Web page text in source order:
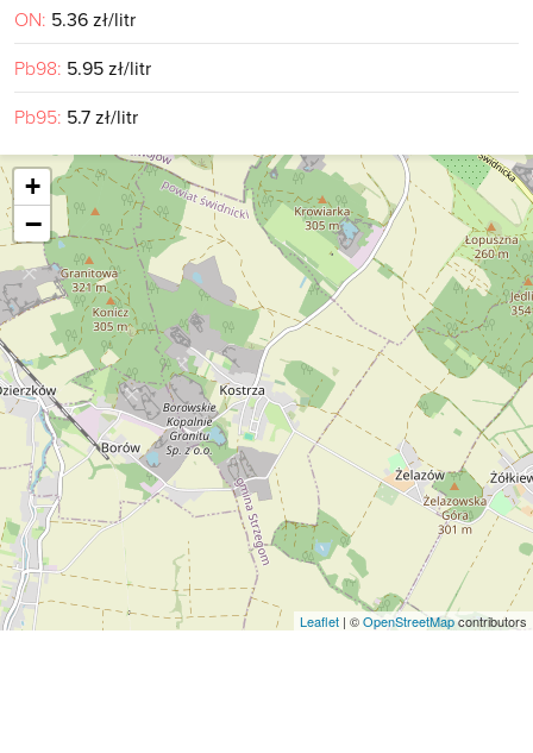
ON: 5.36 zł/litr
Pb98: 5.95 zł/litr
Pb95: 5.7 zł/litr
+
−
Leaflet | ©OpenStreetMapcontributors